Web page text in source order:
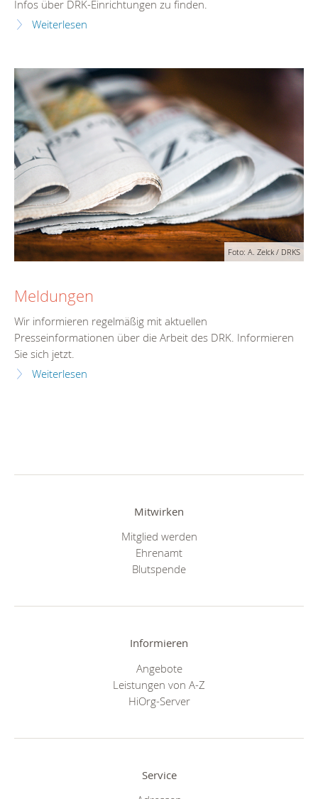
Infos über DRK-Einrichtungen zu finden.
Weiterlesen
Foto: A. Zelck / DRKS
Meldungen
Wir informieren regelmäßig mit aktuellen
Presseinformationen über die Arbeit des DRK. Informieren
Sie sich jetzt.
Weiterlesen
Mitwirken
Mitglied werden
Ehrenamt
Blutspende
Informieren
Angebote
Leistungen von A-Z
HiOrg-Server
Service